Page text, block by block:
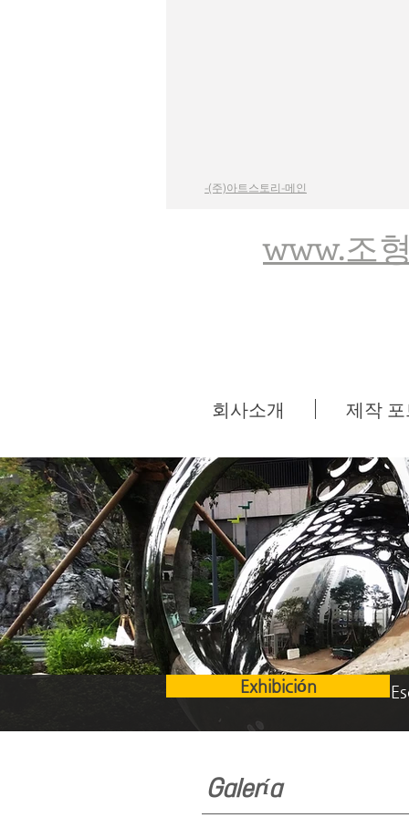
-(주)아트스토리-메인
www.조
회사소개 제작
Exhibición
Galería